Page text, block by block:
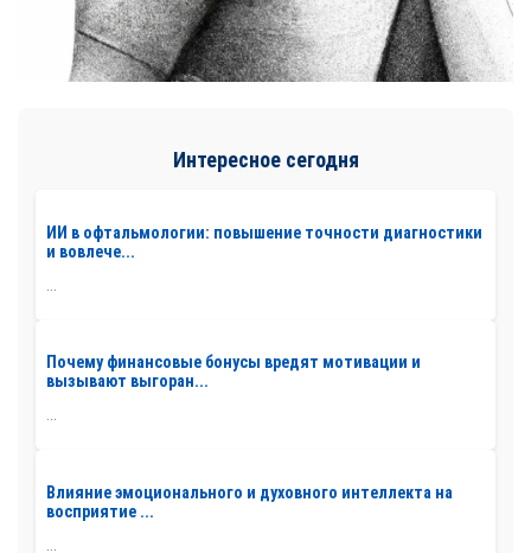
Интересное сегодня
ИИ в офтальмологии: повышение точности диагностики
и вовлече...
Почему финансовые бонусы вредят мотивации и
вызывают выгоран...
...
Влияние эмоционального и духовного интеллекта на
восприятие ...